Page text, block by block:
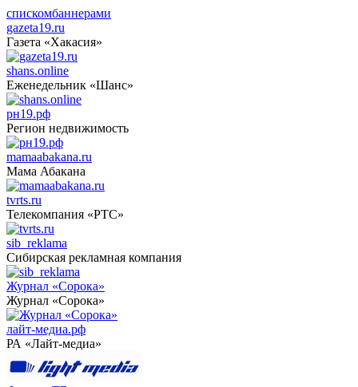
спискомбаннерами
gazeta19.ru
Газета «Хакасия»
shans.online
Еженедельник «Шанс»
рн19.рф
Регион недвижимость
mamaabakana.ru
Мама Абакана
tvrts.ru
Телекомпания «РТС»
sib_reklama
Сибирская рекламная компания
Журнал «Сорока»
Журнал «Сорока»
лайт-медиа.рф
РА «Лайт-медиа»